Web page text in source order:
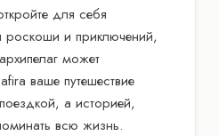
для себя
роскоши и приключений,
может
ваше путешествие
а историей,
всю жизнь.